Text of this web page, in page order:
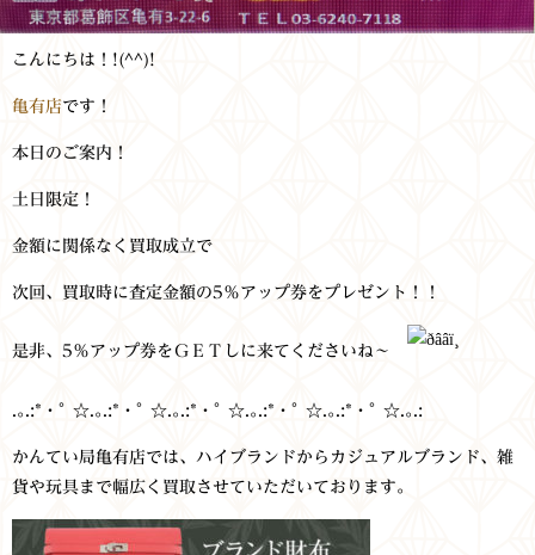
こんにちは！ !(^^)!
亀有店です！
本日のご案内！
土日限定！
金額に関係なく買取成立で
次回、買取時に査定金額の5％アップ券をプレゼント！！
是非、5％アップ券をＧＥＴしに来てくださいね～
.｡.:*・ﾟ ☆.｡.:*・ﾟ ☆.｡.:*・ﾟ ☆.｡.:*・ﾟ ☆.｡.:*・ﾟ ☆.｡.:
かんてい局亀有店では、ハイブランドからカジュアルブランド、雑
貨や玩具まで幅広く買取させていただいております。